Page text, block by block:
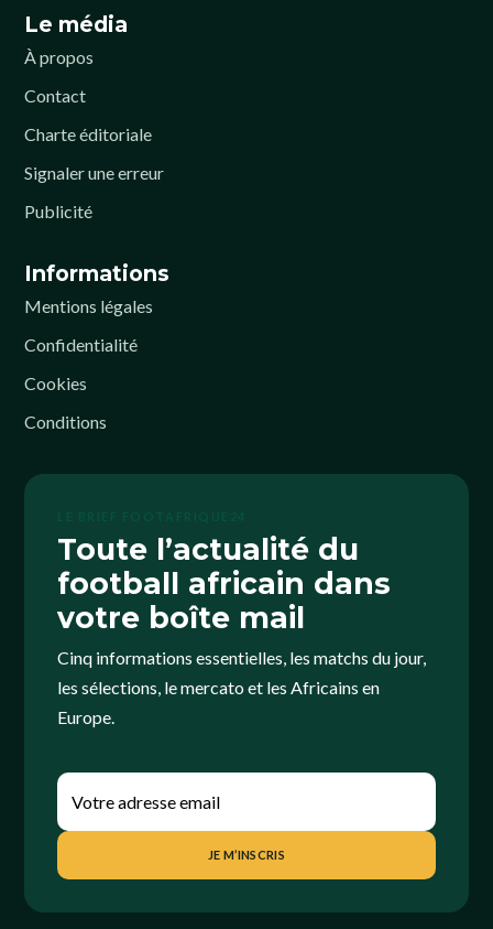
Le média
À propos
Contact
Charte éditoriale
Signaler une erreur
Publicité
Informations
Mentions légales
Confidentialité
Cookies
Conditions
Toute l’actualité du
football africain dans
votre boîte mail
Cinq informations essentielles, les matchs du jour,
les sélections, le mercato et les Africains en
Europe.
JE M’INSCRIS